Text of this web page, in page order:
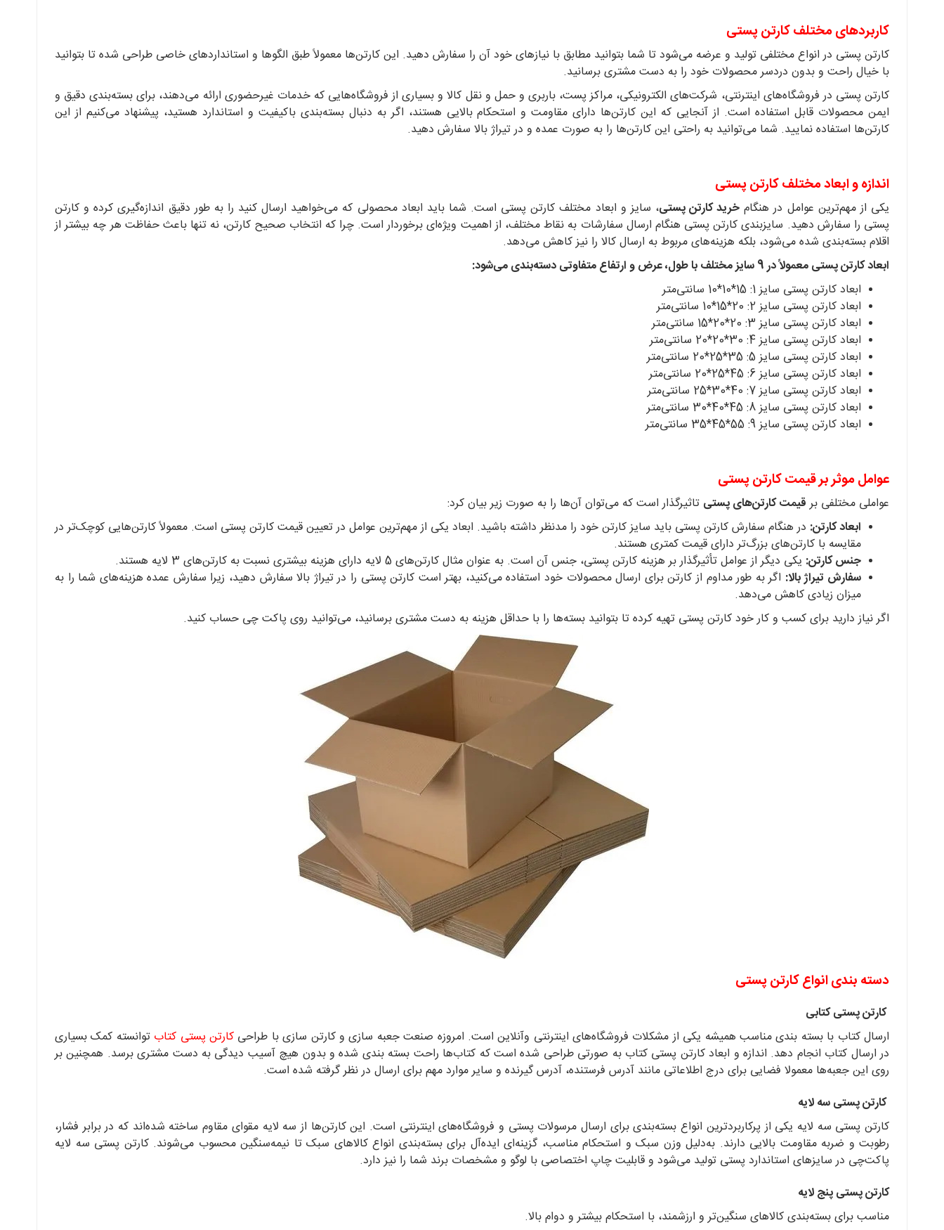
کاربردهای مختلف کارتن پستی
کارتن پستی در انواع مختلفی تولید و عرضه می‌شود تا شما بتوانید مطابق با نیازهای خود آن‌ را سفارش دهید. این کارتن‌ها معمولاً طبق الگوها و استانداردهای خاصی طراحی شده تا بتوانید
با خیال راحت و بدون دردسر محصولات خود را به دست مشتری برسانید.
کارتن پستی در فروشگاه‌های اینترنتی، شرکت‌های الکترونیکی، مراکز پست، باربری و حمل و نقل کالا و بسیاری از فروشگاه‌هایی که خدمات غیرحضوری ارائه می‌دهند، برای بسته‌بندی دقیق و
ایمن محصولات قابل استفاده است. از آنجایی که این کارتن‌ها دارای مقاومت و استحکام بالایی هستند، اگر به دنبال بسته‌بندی باکیفیت و استاندارد هستید، پیشنهاد می‌کنیم از این
کارتن‌ها استفاده نمایید. شما می‌توانید به راحتی این کارتن‌ها را به صورت عمده و در تیراژ بالا سفارش دهید.
اندازه و ابعاد مختلف کارتن پستی
یکی از مهم‌ترین عوامل در هنگام خرید کارتن پستی، سایز و ابعاد مختلف کارتن پستی است. شما باید ابعاد محصولی که می‌خواهید ارسال کنید را به طور دقیق اندازه‌گیری کرده و کارتن
پستی را سفارش دهید. سایزبندی کارتن پستی هنگام ارسال سفارشات به نقاط مختلف، از اهمیت ویژه‌ای برخوردار است. چرا که انتخاب صحیح کارتن، نه تنها باعث حفاظت هر چه بیشتر از
اقلام بسته‌بندی شده می‌شود، بلکه هزینه‌های مربوط به ارسال کالا را نیز کاهش می‌دهد.
ابعاد کارتن پستی معمولاً در 9 سایز مختلف با طول، عرض و ارتفاع متفاوتی دسته‌بندی می‌شود:
ابعاد کارتن پستی سایز 1: 15*10*10 سانتی‌متر
ابعاد کارتن پستی سایز 2: 20*15*10 سانتی‌متر
ابعاد کارتن پستی سایز 3: 20*20*15 سانتی‌متر
ابعاد کارتن پستی سایز 4: 30*20*20 سانتی‌متر
ابعاد کارتن پستی سایز 5: 35*25*20 سانتی‌متر
ابعاد کارتن پستی سایز 6: 45*25*20 سانتی‌متر
ابعاد کارتن پستی سایز 7: 40*30*25 سانتی‌متر
ابعاد کارتن پستی سایز 8: 45*40*30 سانتی‌متر
ابعاد کارتن پستی سایز 9: 55*45*35 سانتی‌متر
عوامل موثر بر قیمت کارتن پستی
عواملی مختلفی برقیمت کارتن‌های پستی تاثیرگذار است که می‌توان آن‌ها را به صورت زیر بیان کرد:
ابعاد کارتن: در هنگام سفارش کارتن پستی باید سایز کارتن خود را مدنظر داشته باشید. ابعاد یکی از مهم‌ترین عوامل در تعیین قیمت کارتن پستی است. معمولاً کارتن‌هایی کوچک‌تر در
مقایسه با کارتن‌های بزرگ‌تر دارای قیمت کمتری هستند.
جنس کارتن: یکی دیگر از عوامل تأثیرگذار بر هزینه کارتن پستی، جنس آن است. به عنوان مثال کارتن‌های 5 لایه دارای هزینه بیشتری نسبت به کارتن‌های 3 لایه هستند.
سفارش تیراژ بالا: اگر به طور مداوم از کارتن برای ارسال محصولات خود استفاده می‌کنید، بهتر است کارتن پستی را در تیراژ بالا سفارش دهید، زیرا سفارش عمده هزینه‌های شما را به
میزان زیادی کاهش می‌دهد.
اگر نیاز دارید برای کسب و کار خود کارتن پستی تهیه کرده تا بتوانید بسته‌ها را با حداقل هزینه به دست مشتری برسانید، می‌توانید روی پاکت چی حساب کنید.
دسته بندی انواع کارتن پستی
کارتن پستی کتابی
ارسال کتاب با بسته بندی مناسب همیشه یکی از مشکلات فروشگاه‌های اینترنتی وآنلاین است. امروزه صنعت جعبه سازی و کارتن سازی با طراحیکارتن پستی کتاب توانسته کمک بسیاری
در ارسال کتاب انجام دهد. اندازه و ابعاد کارتن پستی کتاب به صورتی طراحی شده است که کتاب‌ها راحت بسته بندی شده و بدون هیچ آسیب دیدگی به دست مشتری برسد. همچنین بر
روی این جعبه‌ها معمولا فضایی برای درج اطلاعاتی مانند آدرس فرستنده، آدرس گیرنده و سایر موارد مهم برای ارسال در نظر گرفته شده است.
کارتن پستی سه لایه
کارتن پستی سه لایه یکی از پرکاربردترین انواع بسته‌بندی برای ارسال مرسولات پستی و فروشگاه‌های اینترنتی است. این کارتن‌ها از سه لایه مقوای مقاوم ساخته شده‌اند که در برابر فشار،
رطوبت و ضربه مقاومت بالایی دارند. به‌دلیل وزن سبک و استحکام مناسب، گزینه‌ای ایده‌آل برای بسته‌بندی انواع کالاهای سبک تا نیمه‌سنگین محسوب می‌شوند. کارتن پستی سه لایه
پاکت‌چی در سایزهای استاندارد پستی تولید می‌شود و قابلیت چاپ اختصاصی با لوگو و مشخصات برند شما را نیز دارد.
کارتن پستی پنج لایه
مناسب برای بسته‌بندی کالاهای سنگین‌تر و ارزشمند، با استحکام بیشتر و دوام بالا.